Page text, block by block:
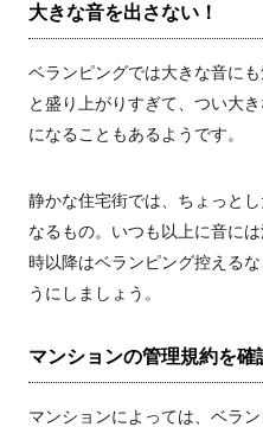
大きな音を出さない！
ベランピングでは大きな音に
と盛り上がりすぎて、つい大
になることもあるようです。
静かな住宅街では、ちょっと
なるもの。いつも以上に音に
時以降はベランピング控える
うにしましょう。
マンションの管理規約を確
マンションによっては、ベラ